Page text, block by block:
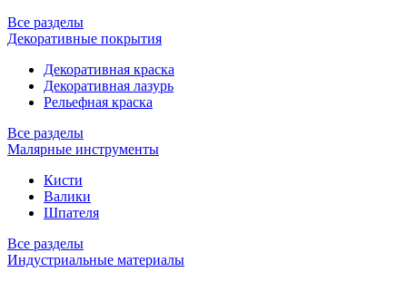
Все разделы
Декоративные покрытия
Декоративная краска
Декоративная лазурь
Рельефная краска
Все разделы
Малярные инструменты
Кисти
Валики
Шпателя
Все разделы
Индустриальные материалы